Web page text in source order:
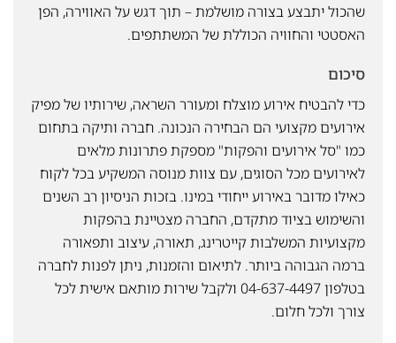
שהכול יתבצע בצורה מושלמת – תוך דגש על האווירה, הפן
האסטטי והחוויה הכוללת של המשתתפים.
סיכום
כדי להבטיח אירוע מוצלח ומעורר השראה, שירותיו של מפיק
אירועים מקצועי הם הבחירה הנכונה. חברה ותיקה בתחום
כמו "סל אירועים והפקות" מספקת פתרונות מלאים
לאירועים מכל הסוגים, עם צוות מנוסה המשקיע בכל לקוח
כאילו מדובר באירוע ייחודי במינו. בזכות הניסיון רב השנים
והשימוש בציוד מתקדם, החברה מצטיינת בהפקות
מקצועיות המשלבות קייטרינג, תאורה, עיצוב ותפאורה
ברמה הגבוהה ביותר. לתיאום והזמנות, ניתן לפנות לחברה
בטלפון 04-637-4497 ולקבל שירות מותאם אישית לכל
צורך ולכל חלום.